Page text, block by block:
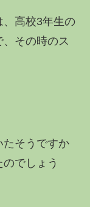
高校3年生の
その時のス
たそうですか
でしょう